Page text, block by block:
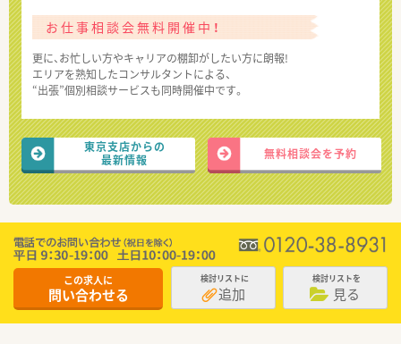
お仕事相談会無料開催中！
更に、お忙しい方やキャリアの棚卸がしたい方に朗報!
エリアを熟知したコンサルタントによる、
“出張”個別相談サービスも同時開催中です。
東京支店からの
最新情報
無料相談会を予約
この求人に
問い合わせる
検討リストに
追加
検討リストを
見る